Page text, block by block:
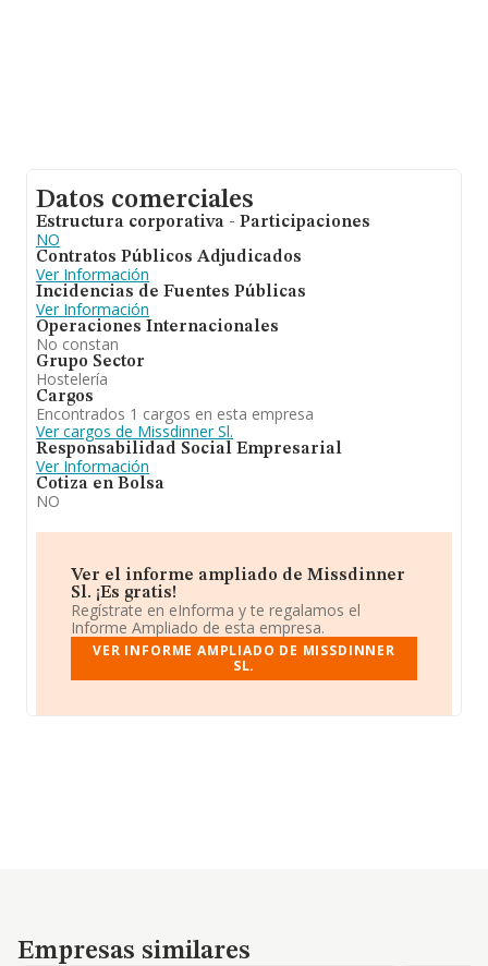
Datos comerciales
Estructura corporativa - Participaciones
NO
Contratos Públicos Adjudicados
Ver Información
Incidencias de Fuentes Públicas
Ver Información
Operaciones Internacionales
No constan
Grupo Sector
Hostelería
Cargos
Encontrados 1 cargos en esta empresa
Ver cargos de Missdinner Sl.
Responsabilidad Social Empresarial
Ver Información
Cotiza en Bolsa
NO
Ver el informe ampliado de Missdinner
Sl. ¡Es gratis!
Regístrate en eInforma y te regalamos el
Informe Ampliado de esta empresa.
VER INFORME AMPLIADO DE MISSDINNER
SL.
Empresas similares
Empresas similares